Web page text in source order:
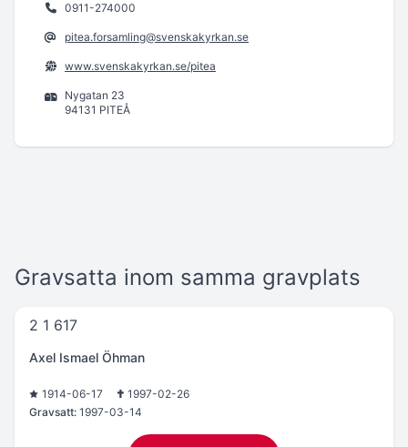
0911-274000
pitea.forsamling@svenskakyrkan.se
www.svenskakyrkan.se/pitea
Nygatan 23
94131 PITEÅ
Gravsatta inom samma gravplats
2 1 617
Axel Ismael Öhman
1914-06-17
1997-02-26
Gravsatt: 1997-03-14